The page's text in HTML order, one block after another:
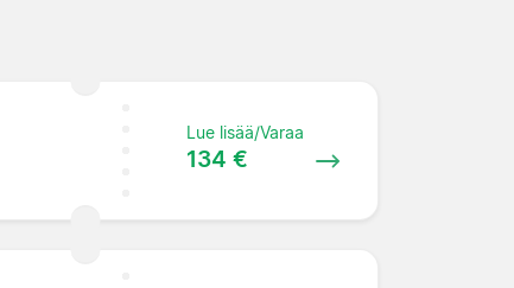
Lue lisää/Varaa
134 €